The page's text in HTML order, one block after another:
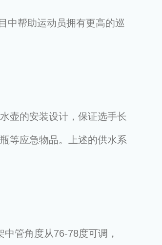
中帮助运动员拥有更高的巡
壶的安装设计，保证选手长
等应急物品。上述的供水系
管角度从76-78度可调，